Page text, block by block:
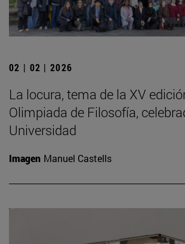
02 | 02 | 2026
La locura, tema de la XV
Olimpiada de Filosofía,
Universidad
Imagen Manuel Castells